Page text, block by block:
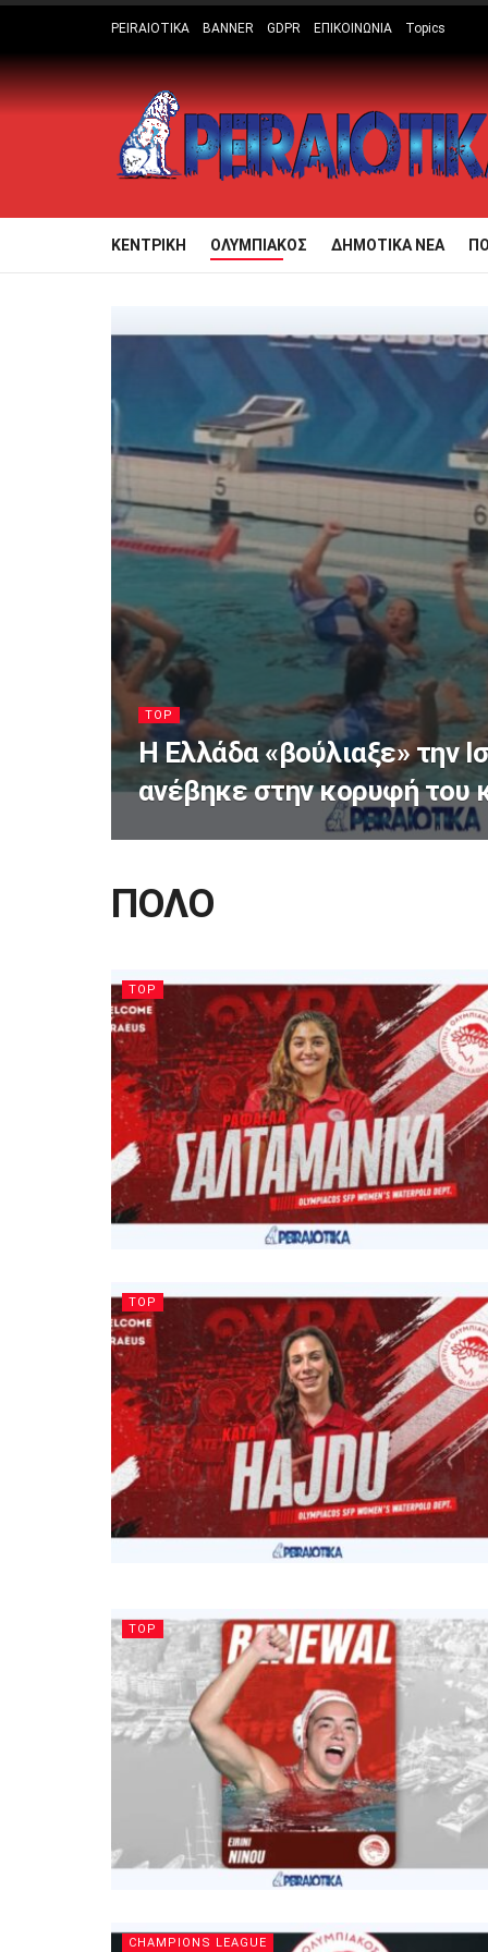
PEIRAIOTIKA BANNER GDPR ΕΠΙΚΟΙΝΩΝΙΑ Topics
ΚΕΝΤΡΙΚΗ ΟΛΥΜΠΙΑΚΟΣ ΔΗΜΟΤΙΚΑ ΝΕΑ
TOP
Η Ελλάδα «βούλιαξε» την
ανέβηκε στην κορυφή του
ΠΟΛΟ
TOP
TOP
TOP
CHAMPIONS LEAGUE